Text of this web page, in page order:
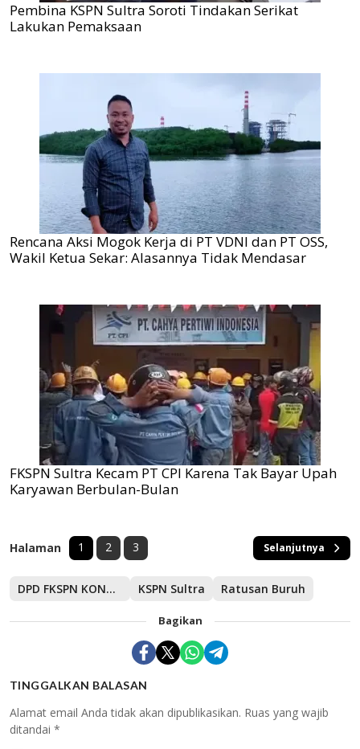
Pembina KSPN Sultra Soroti Tindakan Serikat
Lakukan Pemaksaan
Rencana Aksi Mogok Kerja di PT VDNI dan PT OSS,
Wakil Ketua Sekar: Alasannya Tidak Mendasar
FKSPN Sultra Kecam PT CPI Karena Tak Bayar Upah
Karyawan Berbulan-Bulan
Halaman 1 2 3 Selanjutnya
DPD FKSPN KONAWE KSPN Sultra Ratusan Buruh
Bagikan
TINGGALKAN BALASAN
Alamat email Anda tidak akan dipublikasikan. Ruas yang wajib
ditandai *